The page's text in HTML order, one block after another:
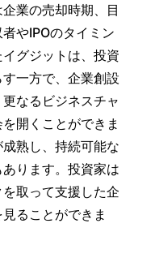
業の売却時期、目
やIPOのタイミン
グジットは、投資
一方で、企業創設
なるビジネスチャ
開くことができま
熟し、持続可能な
ります。投資家は
取って支援した企
ることができま